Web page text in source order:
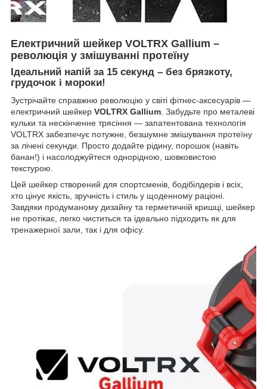
Електричний шейкер VOLTRX Gallium –
революція у змішуванні протеїну
Ідеальний напій за 15 секунд – без брязкоту,
грудочок і мороки!
Зустрічайте справжню революцію у світі фітнес-аксесуарів —
електричний шейкер VOLTRX Gallium. Забудьте про металеві
кульки та нескінченне трясіння — запатентована технологія
VOLTRX забезпечує потужне, безшумне змішування протеїну
за лічені секунди. Просто додайте рідину, порошок (навіть
банан!) і насолоджуйтеся однорідною, шовковистою
текстурою.
Цей шейкер створений для спортсменів, бодібілдерів і всіх,
хто цінує якість, зручність і стиль у щоденному раціоні.
Завдяки продуманому дизайну та герметичній кришці, шейкер
не протікає, легко чиститься та ідеально підходить як для
тренажерної зали, так і для офісу.